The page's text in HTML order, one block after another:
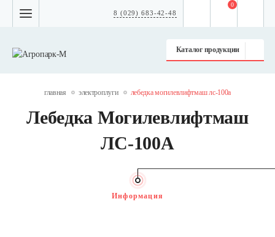
8 (029) 683-42-48
Каталог продукции
0
главная электроплуги лебедка могилевлифтмаш лс-100а
Лебедка Могилевлифтмаш
ЛС-100А
Информация